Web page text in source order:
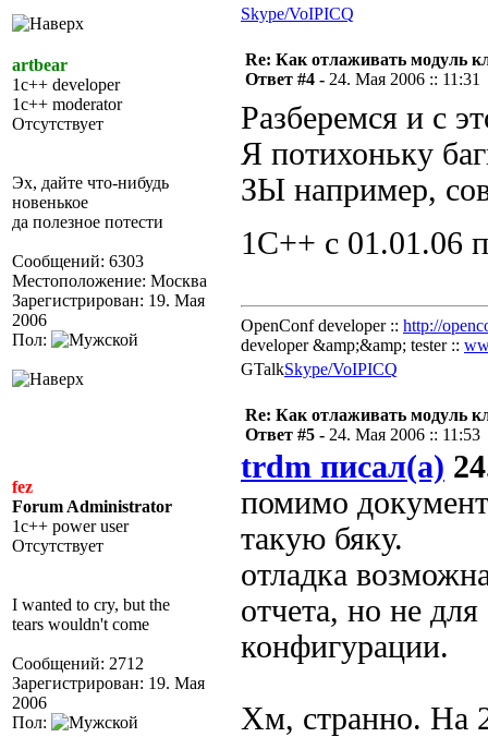
Skype/VoIPICQ
artbear
1c++ developer
1c++ moderator
Отсутствует
Эх, дайте что-нибудь
новенькое
да полезное потести
Сообщений: 6303
Местоположение: Москва
Зарегистрирован: 19. Мая
2006
Пол:
Re: Как отлаживать модуль
Ответ #4 - 24. Мая 2006 :: 11:31
Разберемся и с
Я потихоньку
ЗЫ например,
1С++ с 01.01.06
OpenConf developer :: http://
developer &amp;&amp; tester ::
GTalkSkype/VoIPICQ
fez
Forum Administrator
1c++ power user
Отсутствует
I wanted to cry, but the
tears wouldn't come
Сообщений: 2712
Зарегистрирован: 19. Мая
2006
Пол:
Re: Как отлаживать модуль
Ответ #5 - 24. Мая 2006 :: 11:53
trdm писал(а)
помимо
такую бяку.
отладка
отчета, но не
конфигурации.
Хм, странно. На